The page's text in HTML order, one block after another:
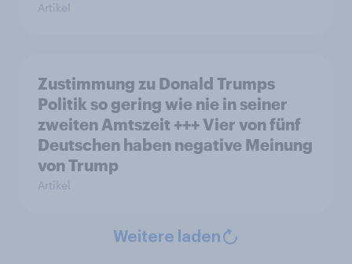
Artikel
Zustimmung zu Donald Trumps
Politik so gering wie nie in seiner
zweiten Amtszeit +++ Vier von fünf
Deutschen haben negative Meinung
von Trump
Artikel
Weitere laden